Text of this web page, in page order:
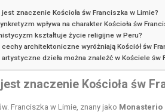
jest znaczenie Kościoła św Franciszka w Limie?
wpływa na charakter Kościoła św
kształtuje życie religijne w Peru?
cechy architektoniczne wyróżniają Kościół św
artystyczne dzieła można znaleźć w Kościele św
znaczenie Kościoła św
Franciszka w Limie, znany jako Monasterio